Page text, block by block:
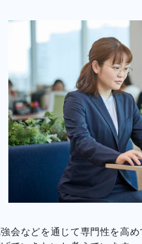
会などを通じて専門性を高